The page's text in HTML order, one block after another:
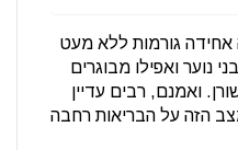
אחידה גורמות ללא מעט
נוער ואפילו מבוגרים
ואמנם, רבים עדיין
הזה על הבריאות רחבה